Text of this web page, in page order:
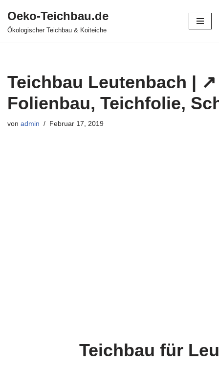
Zum
Oeko-Teichbau.de
Ökologischer Teichbau & Koiteiche
Teichbau Leutenbach |
Folienbau, Teichfolie,
von admin Februar 17, 2019
Teichbau für